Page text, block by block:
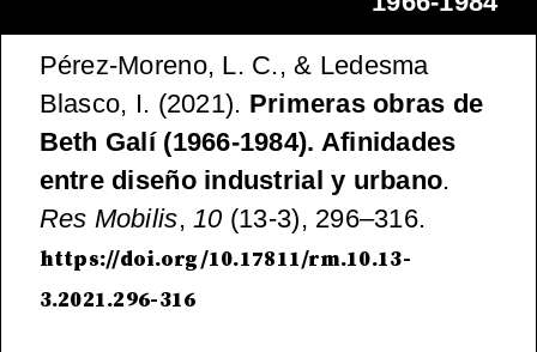
Pérez-Moreno, L. C., & Ledesma
Blasco, I. (2021). Primeras obras de
Beth Galí (1966-1984). Afinidades
entre diseño industrial y urbano.
Res Mobilis,10 (13-3), 296–316.
https://doi.org/10.17811/rm.10.13-
3.2021.296-316